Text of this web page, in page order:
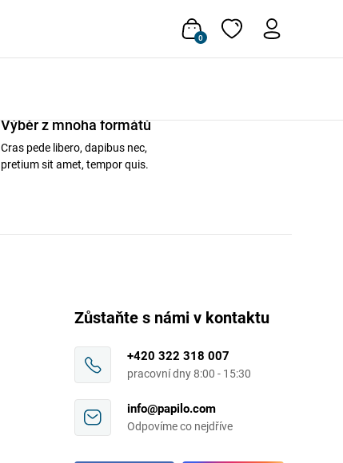
0
Výběr z mnoha formátů
Cras pede libero, dapibus nec,
pretium sit amet, tempor quis.
Zůstaňte s námi v kontaktu
+420 322 318 007
pracovní dny 8:00 - 15:30
info@papilo.com
Odpovíme co nejdříve